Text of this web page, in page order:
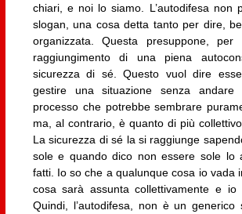
chiari, e noi lo siamo. L’autodifesa non
slogan, una cosa detta tanto per dire,
organizzata. Questa presuppone,
raggiungimento di una piena
sicurezza di sé. Questo vuol dire
gestire una situazione senza
processo che potrebbe sembrare
ma, al contrario, è quanto di più
La sicurezza di sé la si raggiunge
sole e quando dico non essere sole lo
fatti. Io so che a qualunque cosa io vada
cosa sarà assunta collettivamente e io
Quindi, l’autodifesa, non è un generico